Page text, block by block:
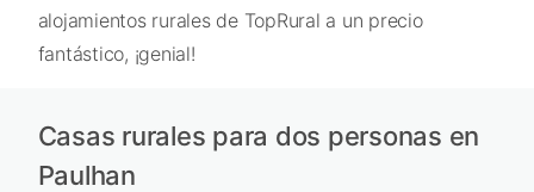
alojamientos rurales de TopRural a un precio
fantástico, ¡genial!
Casas rurales para dos personas en
Paulhan